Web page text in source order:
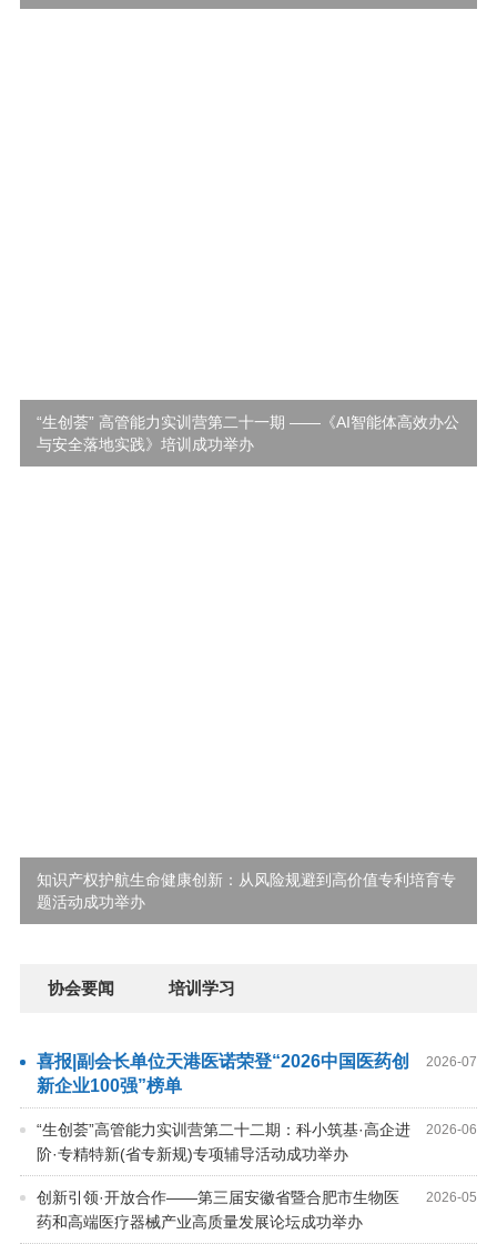
“生创荟” 高管能力实训营第二十一期 ——《AI智能体高效办公
与安全落地实践》培训成功举办
知识产权护航生命健康创新：从风险规避到高价值专利培育专
题活动成功举办
协会要闻 培训学习
2026-07
喜报|副会长单位天港医诺荣登“2026中国医药创
新企业100强”榜单
2026-06
“生创荟”高管能力实训营第二十二期：科小筑基·高企进
阶·专精特新(省专新规)专项辅导活动成功举办
2026-05
创新引领·开放合作——第三届安徽省暨合肥市生物医
药和高端医疗器械产业高质量发展论坛成功举办